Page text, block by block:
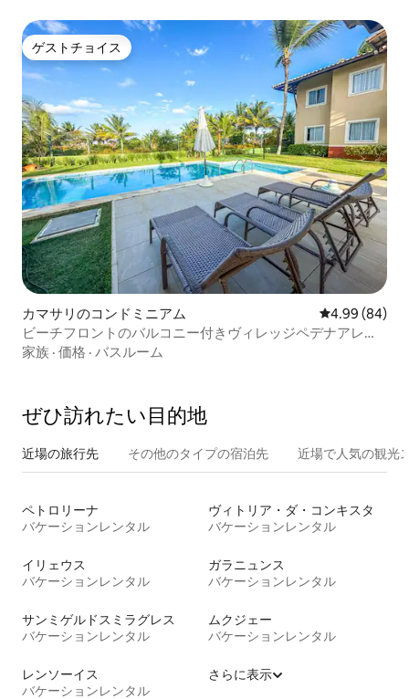
ゲストチョイス
ゲストチョイス
カマサリのコンドミニアム レビュー84件
4.99 (84)
ビーチフロントのバルコニー付きヴィレッジペデナアレイ
ア！
家族 · 価格 · バスルーム
ぜひ訪⁠れ⁠た⁠い目⁠的⁠地
近場の旅行先 その他のタ⁠イ⁠プ⁠の宿⁠泊⁠先 近場で人気の観光
ペトロリーナ
バケーションレンタル
ヴィトリア・ダ・コンキスタ
バケーションレンタル
イリェウス
バケーションレンタル
ガラニュンス
バケーションレンタル
サンミゲルドスミラグレス
バケーションレンタル
ムクジェー
バケーションレンタル
レンソーイス
バケーションレンタル
さらに表示